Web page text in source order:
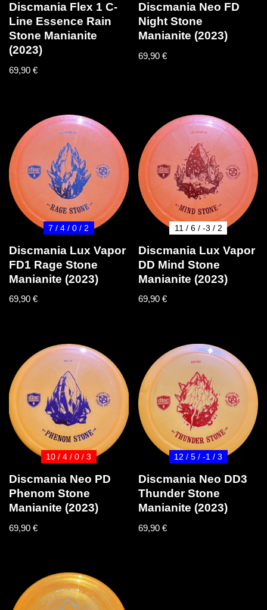
Discmania Flex 1 C-
Line Essence Rain
Stone Manianite
(2023)
69,90 €
Discmania Neo FD
Night Stone
Manianite (2023)
69,90€
7 / 4 / 0 / 2
Discmania Lux Vapor
FD1 Rage Stone
Manianite (2023)
69,90 €
11 / 6 / -3 / 2
Discmania Lux Vapor
DD Mind Stone
Manianite (2023)
69,90€
10 / 4 / 0 / 3
Discmania Neo PD
Phenom Stone
Manianite (2023)
69,90 €
12 / 5 / -1 / 3
Discmania Neo DD3
Thunder Stone
Manianite (2023)
69,90€